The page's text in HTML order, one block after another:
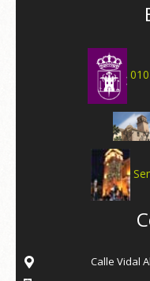
Calle Vidal